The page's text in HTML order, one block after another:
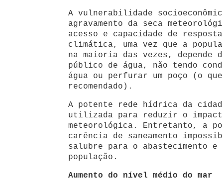
A vulnerabilidade
agravamento da seca
acesso e capacidade de
climática, uma vez que a
na maioria das vezes, depende
público de água, não tendo
água ou perfurar um poço (o que
recomendado).
A potente rede hídrica da
utilizada para reduzir o
meteorológica. Entretanto, a
carência de saneamento
salubre para o abastecimento e
população.
Aumento do nível médio do mar